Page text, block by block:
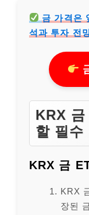
금 가격은
석과 투자 전
KRX
할 필수
KRX 금
KRX
장된